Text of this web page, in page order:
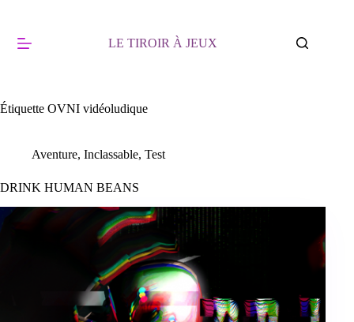
LE TIROIR À JEUX
Étiquette OVNI vidéoludique
Aventure, Inclassable, Test
DRINK HUMAN BEANS